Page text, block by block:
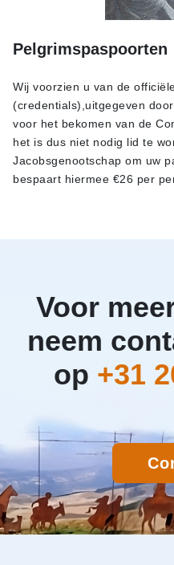
Pelgrimspaspoorten
Wij voorzien u van de
(credentials),uitgegeven
voor het bekomen van de
het is dus niet nodig lid te
Jacobsgenootschap om uw
bespaart hiermee €26 per
Voor
neem
op +31